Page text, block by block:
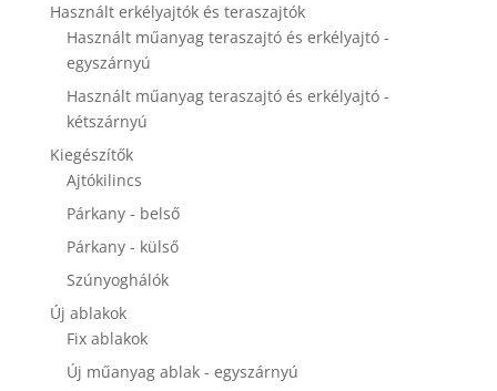
Használt erkélyajtók és teraszajtók
Használt műanyag teraszajtó és erkélyajtó -
egyszárnyú
Használt műanyag teraszajtó és erkélyajtó -
kétszárnyú
Kiegészítők
Ajtókilincs
Párkany - belső
Párkany - külső
Szúnyoghálók
Új ablakok
Fix ablakok
Új műanyag ablak - egyszárnyú